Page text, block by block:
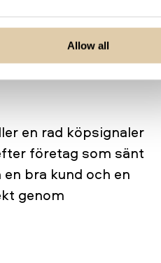
Allow all
ut? Om du känner
du bör ändå
denna aning till din
en rad köpsignaler
företag som sänt
bra kund och en
genom